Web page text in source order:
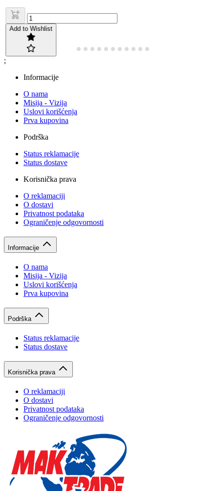
Add to Wishlist
;
Informacije
O nama
Misija - Vizija
Uslovi korišćenja
Prva kupovina
Podrška
Status reklamacije
Status dostave
Korisnička prava
O reklamaciji
O dostavi
Privatnost podataka
Ograničenje odgovornosti
Informacije
O nama
Misija - Vizija
Uslovi korišćenja
Prva kupovina
Podrška
Status reklamacije
Status dostave
Korisnička prava
O reklamaciji
O dostavi
Privatnost podataka
Ograničenje odgovornosti